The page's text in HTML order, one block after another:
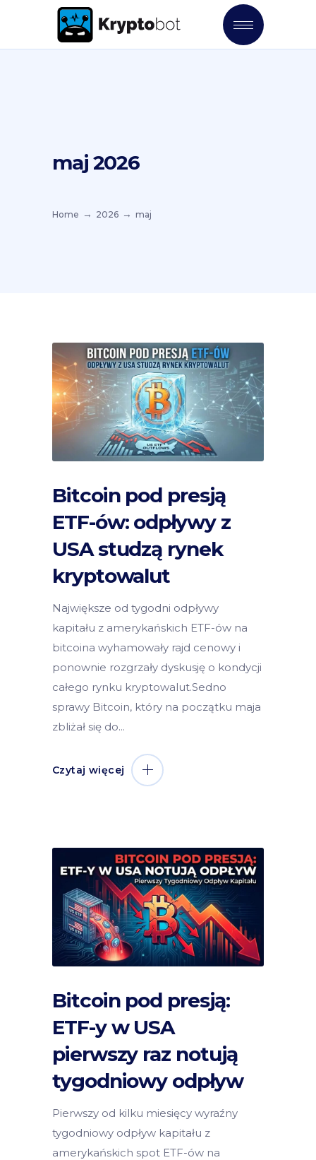
maj 2026
Home 2026 maj
Bitcoin pod presją
ETF-ów: odpływy z
USA studzą rynek
kryptowalut
Największe od tygodni odpływy
kapitału z amerykańskich ETF-ów na
bitcoina wyhamowały rajd cenowy i
ponownie rozgrzały dyskusję o kondycji
całego rynku kryptowalut.Sedno
sprawy Bitcoin, który na początku maja
zbliżał się do
Czytaj więcej
Bitcoin pod presją:
ETF-y w USA
pierwszy raz notują
tygodniowy odpływ
Pierwszy od kilku miesięcy wyraźny
tygodniowy odpływ kapitału z
amerykańskich spot ETF-ów na